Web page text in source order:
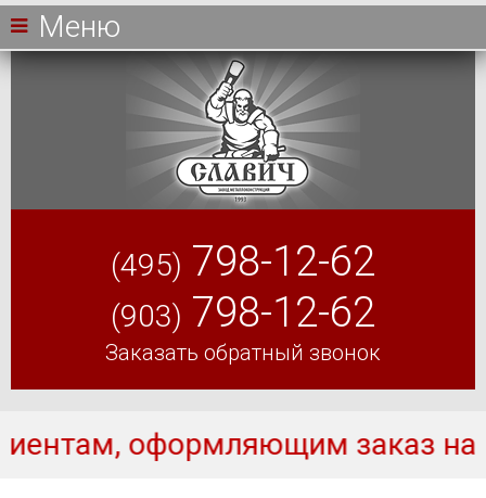
(495) 798-12-62
(903) 798-12-62
Заказать обратный звонок
заказ на двери с
Меню